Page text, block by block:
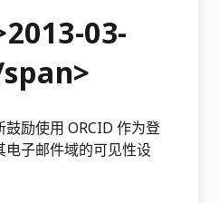
03-
励使用 ORCID 作为登
电子邮件域的可见性设